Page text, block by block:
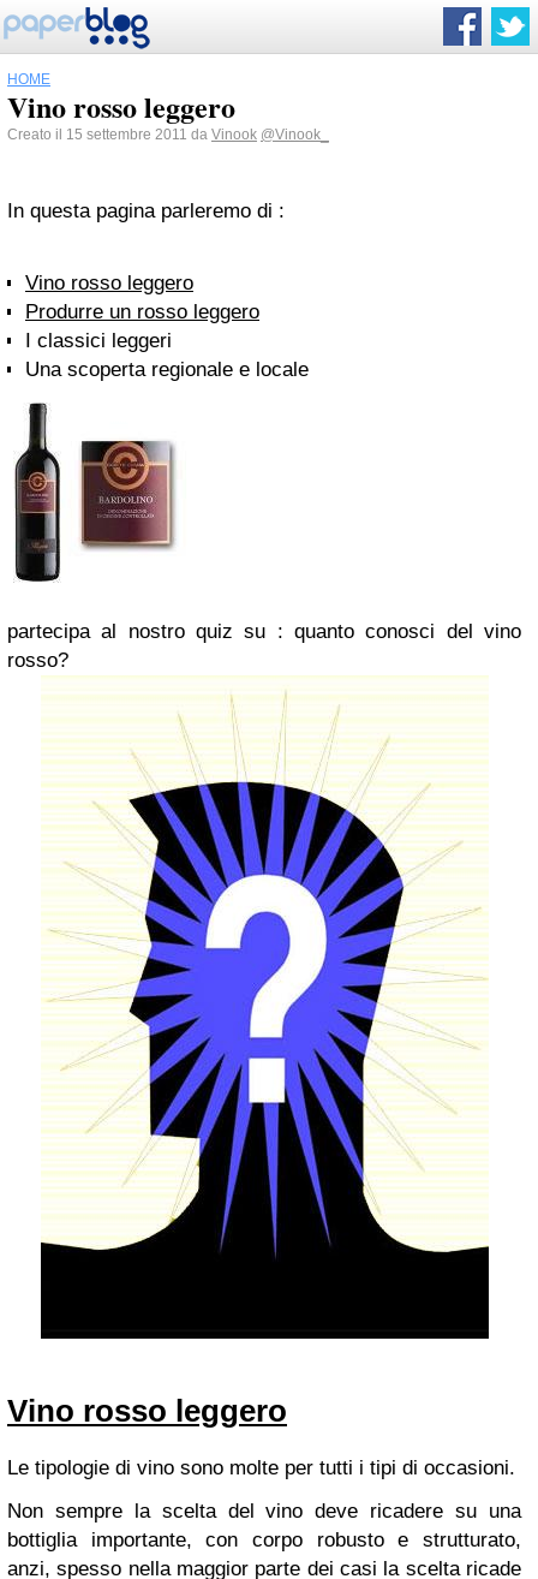
HOME
Vino rosso leggero
Creato il 15 settembre 2011 da Vinook @Vinook_
In questa pagina parleremo di :
Vino rosso leggero
Produrre un rosso leggero
I classici leggeri
Una scoperta regionale e locale
partecipa al nostro quiz su : quanto conosci del vino
rosso?
Vino rosso leggero
Le tipologie di vino sono molte per tutti i tipi di occasioni.
Non sempre la scelta del vino deve ricadere su una
bottiglia importante, con corpo robusto e strutturato,
anzi, spesso nella maggior parte dei casi la scelta ricade